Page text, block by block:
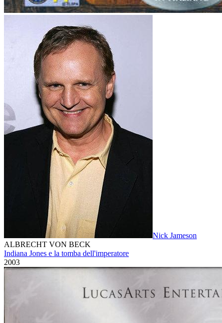
Nick Jameson
ALBRECHT VON BECK
Indiana Jones e la tomba dell'imperatore
2003